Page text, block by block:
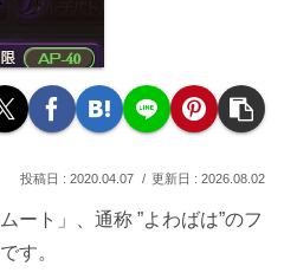
2020.04.07 2026.08.02
ート 」、通称 ”よわばは”のフ
す。